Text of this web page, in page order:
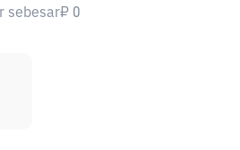
sebesar₽ 0